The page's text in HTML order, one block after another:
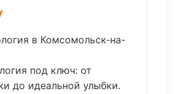
в Комсомольск-на-
под ключ: от
до идеальной улыбки.